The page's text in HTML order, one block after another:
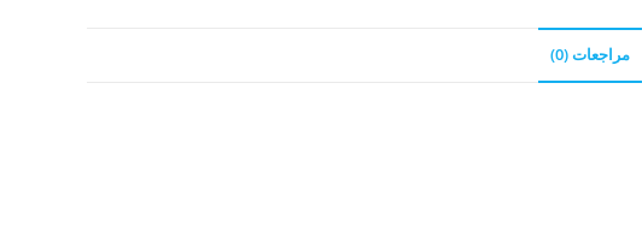
مراجعات (0)